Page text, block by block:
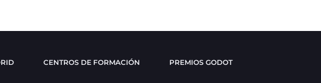
CENTROS DE FORMACIÓN PREMIOS GODOT